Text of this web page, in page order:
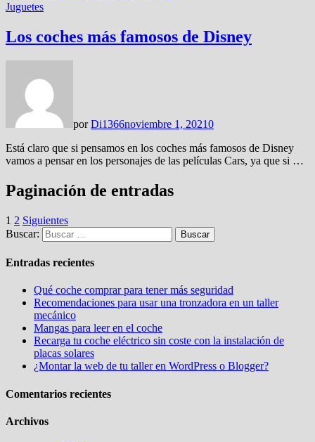
Juguetes
Los coches más famosos de Disney
porDi1366noviembre 1, 20210
Está claro que si pensamos en los coches más famosos de Disney
vamos a pensar en los personajes de las películas Cars, ya que si …
Paginación de entradas
1 2 Siguientes
Buscar:
Entradas recientes
Qué coche comprar para tener más seguridad
Recomendaciones para usar una tronzadora en un taller
mecánico
Mangas para leer en el coche
Recarga tu coche eléctrico sin coste con la instalación de
placas solares
¿Montar la web de tu taller en WordPress o Blogger?
Comentarios recientes
Archivos